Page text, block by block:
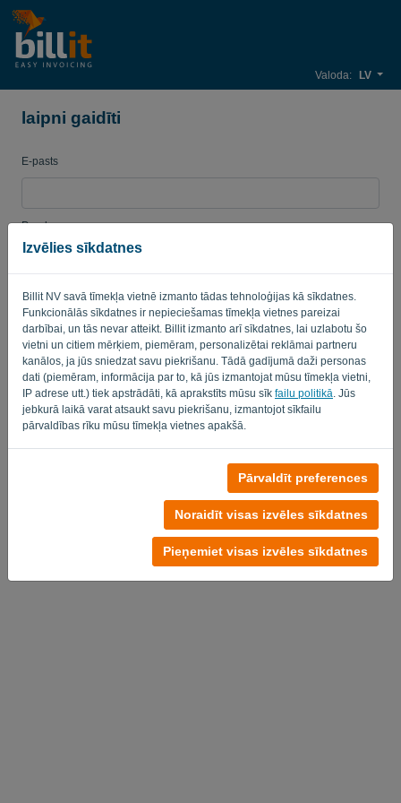
Izvēlies sīkdatnes
Billit NV savā tīmekļa vietnē izmanto tādas tehnoloģijas kā sīkdatnes.
Funkcionālās sīkdatnes ir nepieciešamas tīmekļa vietnes pareizai
darbībai, un tās nevar atteikt. Billit izmanto arī sīkdatnes, lai uzlabotu šo
vietni un citiem mērķiem, piemēram, personalizētai reklāmai partneru
kanālos, ja jūs sniedzat savu piekrišanu. Tādā gadījumā daži personas
dati (piemēram, informācija par to, kā jūs izmantojat mūsu tīmekļa vietni,
IP adrese utt.) tiek apstrādāti, kā aprakstīts mūsu sīk failu politikā . Jūs
jebkurā laikā varat atsaukt savu piekrišanu, izmantojot sīkfailu
pārvaldības rīku mūsu tīmekļa vietnes apakšā.
Pārvaldīt preferences
Noraidīt visas izvēles sīkdatnes
Pieņemiet visas izvēles sīkdatnes
Valoda: LV
laipni gaidīti
E-pasts
Parole
Atgādināt Aizmirsta parole?
PIERAKSTĪTIES
Izmēģiniet bez maksas tūlīt
Noteikumi un nosacījumi